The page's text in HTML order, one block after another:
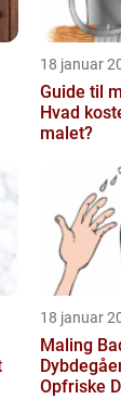
18 januar
Guide til
Hvad
malet?
18 januar
Maling
Opfriske